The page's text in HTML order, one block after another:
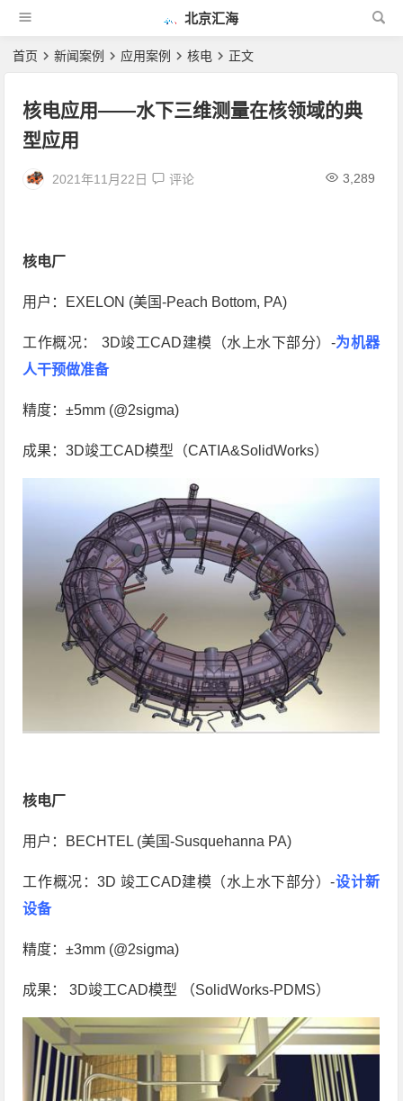
北京汇海
首页 新闻案例 应用案例 核电 正文
核电应用——水下三维测量在核领域的典
型应用
2021年11月22日 评论 3,289
核电厂
用户：EXELON (美国-Peach Bottom, PA)
工作概况： 3D竣工CAD建模（水上水下部分）-为机器
人干预做准备
精度：±5mm (@2sigma)
成果：3D竣工CAD模型（CATIA&SolidWorks）
核电厂
用户：BECHTEL (美国-Susquehanna PA)
工作概况：3D 竣工CAD建模（水上水下部分）-设计新
设备
精度：±3mm (@2sigma)
成果： 3D竣工CAD模型 （SolidWorks-PDMS）